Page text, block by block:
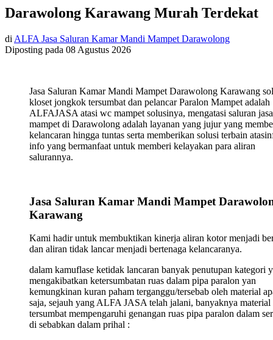
Darawolong Karawang Murah Terdekat
di ALFA Jasa Saluran Kamar Mandi Mampet Darawolong
Diposting pada 08 Agustus 2026
Jasa Saluran Kamar Mandi Mampet Darawolong Karawang
kloset jongkok tersumbat dan pelancar Paralon Mampet adalah
ALFAJASA atasi wc mampet solusinya, mengatasi saluran jasa
mampet di Darawolong adalah layanan yang jujur yang
kelancaran hingga tuntas serta memberikan solusi terbain
info yang bermanfaat untuk memberi kelayakan para aliran
salurannya.
Jasa Saluran Kamar Mandi Mampet
Karawang
Kami hadir untuk membuktikan kinerja aliran kotor menjadi
dan aliran tidak lancar menjadi bertenaga kelancaranya.
dalam kamuflase ketidak lancaran banyak penutupan kategori
mengakibatkan ketersumbatan ruas dalam pipa paralon yan
kemungkinan kuran paham terganggu/tersebab oleh material
saja, sejauh yang ALFA JASA telah jalani, banyaknya material
tersumbat mempengaruhi genangan ruas pipa paralon dalam
di sebabkan dalam prihal :